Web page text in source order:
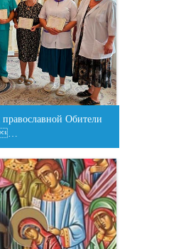
Обители